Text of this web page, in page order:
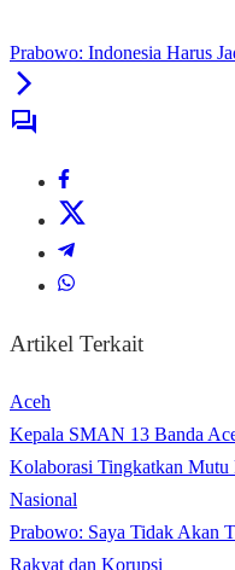
Prabowo: Indonesia Harus
Artikel Terkait
Aceh
Kepala SMAN 13 Banda
Kolaborasi Tingkatkan Mutu
Nasional
Prabowo: Saya Tidak Akan
Rakyat dan Korupsi